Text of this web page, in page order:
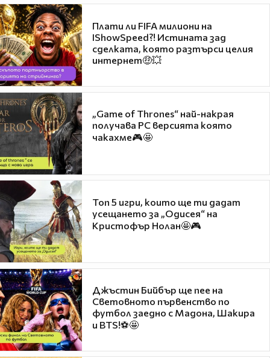
Плати ли FIFA милиони на
IShowSpeed?! Истината зад
сделката, която разтърси целия
интернет🤑💥
„Game of Thrones“ най-накрая
получава PC версията която
чакахме🎮🤩
Топ 5 игри, които ще ти дадат
усещането за „Одисея“ на
Кристофър Нолан🤩🎮
Джъстин Бийбър ще пее на
Световното първенство по
футбол заедно с Мадона, Шакира
и BTS!⚽🤩